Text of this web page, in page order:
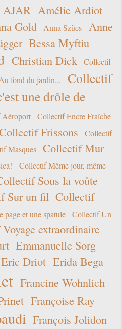
AJAR Amélie Ardiot
Gold Anna Szücs
Anne
Bessa Myftiu
Christian Dick
Collectif
fond du jardin...
Collectif
une drôle de
Collectif Encre Fraîche
Frissons
Collectif
Masques
Collectif Mur
Collectif Même jour, même
Sous la voûte
Sur un fil Collectif
et une spatule
Collectif Un
extraordinaire
Emmanuelle Sorg
Eric Driot Erida Bega
Francine Wohnlich
Françoise Ray
François Jolidon